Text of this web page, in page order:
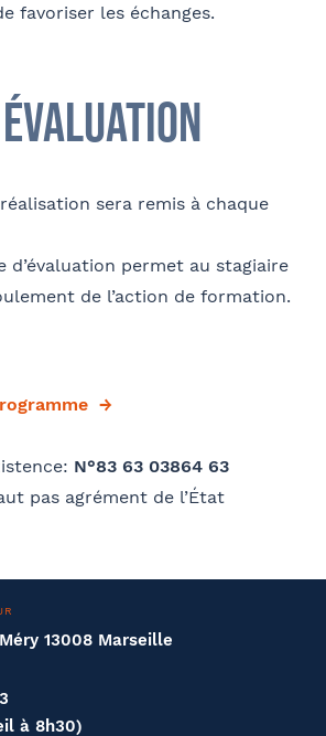
favoriser les échanges.
sera remis à chaque
d’évaluation permet au stagiaire
de l’action de formation.
N°83 63 03864 63
pas agrément de l’État
13008 Marseille
à 8h30)